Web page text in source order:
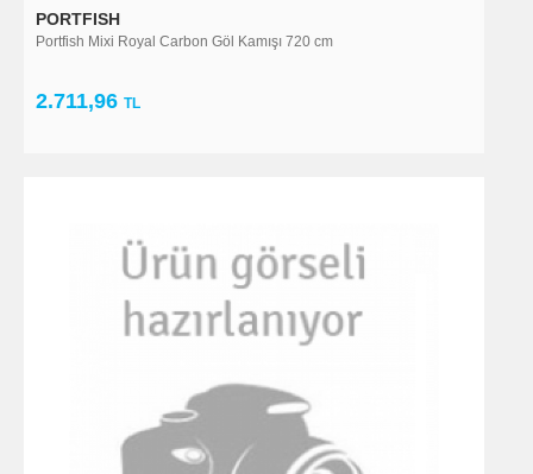
PORTFISH
Portfish Mixi Royal Carbon Göl Kamışı 720 cm
2.711,96 TL